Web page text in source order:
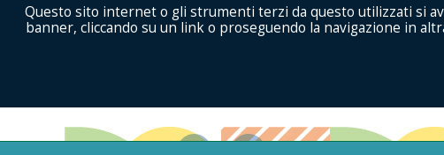
Questo sito internet o gli strumenti terzi da questo utilizzati si
banner, cliccando su un link o proseguendo la navigazione in